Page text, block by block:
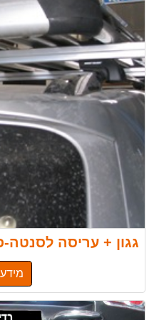
גגון + עריסה